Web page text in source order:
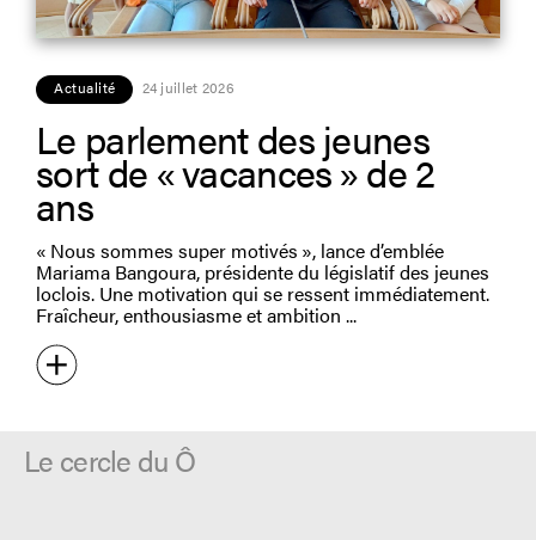
Actualité 24 juillet 2026
Le parlement des jeunes
sort de « vacances » de 2
ans
« Nous sommes super motivés », lance d’emblée
Mariama Bangoura, présidente du législatif des jeunes
loclois. Une motivation qui se ressent immédiatement.
Fraîcheur, enthousiasme et ambition
Le cercle du Ô